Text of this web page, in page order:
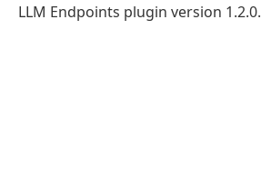
LLM Endpoints plugin version 1.2.0.